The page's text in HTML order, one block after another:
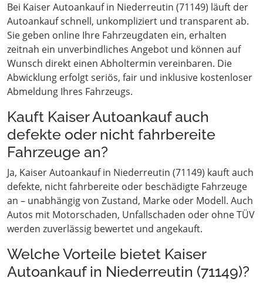
Bei Kaiser Autoankauf in Niederreutin (71149) läuft der
Autoankauf schnell, unkompliziert und transparent ab.
Sie geben online Ihre Fahrzeugdaten ein, erhalten
zeitnah ein unverbindliches Angebot und können auf
Wunsch direkt einen Abholtermin vereinbaren. Die
Abwicklung erfolgt seriös, fair und inklusive kostenloser
Abmeldung Ihres Fahrzeugs.
Kauft Kaiser Autoankauf auch
defekte oder nicht fahrbereite
Fahrzeuge an?
Ja, Kaiser Autoankauf in Niederreutin (71149) kauft auch
defekte, nicht fahrbereite oder beschädigte Fahrzeuge
an – unabhängig von Zustand, Marke oder Modell. Auch
Autos mit Motorschaden, Unfallschaden oder ohne TÜV
werden zuverlässig bewertet und angekauft.
Welche Vorteile bietet Kaiser
Autoankauf in Niederreutin (71149)?